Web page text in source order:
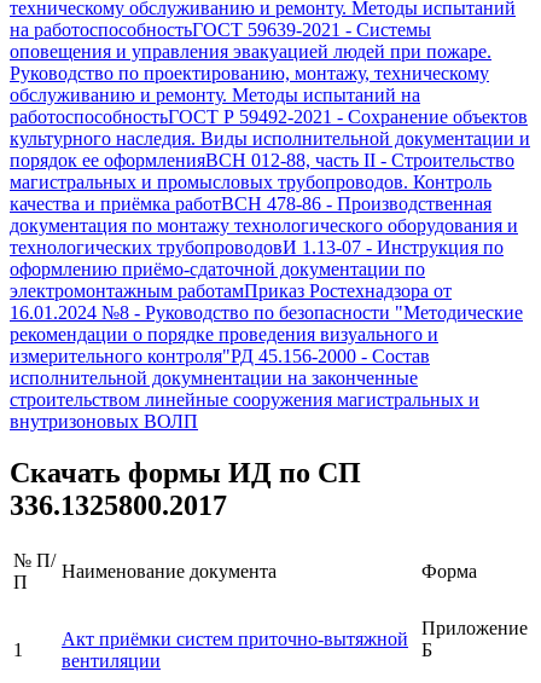
техническому обслуживанию и ремонту. Методы испытаний
на работоспособностьГОСТ 59639-2021 - Системы
оповещения и управления эвакуацией людей при пожаре.
Руководство по проектированию, монтажу, техническому
обслуживанию и ремонту. Методы испытаний на
работоспособностьГОСТ Р 59492-2021 - Сохранение объектов
культурного наследия. Виды исполнительной документации и
порядок ее оформленияВСН 012-88, часть II - Строительство
магистральных и промысловых трубопроводов. Контроль
качества и приёмка работВСН 478-86 - Производственная
документация по монтажу технологического оборудования и
технологических трубопроводовИ 1.13-07 - Инструкция по
оформлению приёмо-сдаточной документации по
электромонтажным работамПриказ Ростехнадзора от
16.01.2024 №8 - Руководство по безопасности "Методические
рекомендации о порядке проведения визуального и
измерительного контроля"РД 45.156-2000 - Состав
исполнительной докумнентации на законченные
строительством линейные сооружения магистральных и
внутризоновых ВОЛП
Скачать формы ИД по СП
336.1325800.2017
№ П/
П
Наименование документа Форма
1
Акт приёмки систем приточно-вытяжной
вентиляции
Приложение
Б